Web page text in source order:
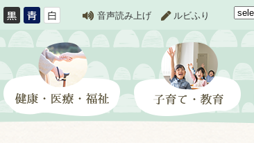
音声読み上げ ルビふり